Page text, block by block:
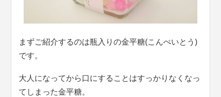
まずご紹介するのは瓶入りの金平糖(こんぺいとう)
です。
大人になってから口にすることはすっかりなくなっ
てしまった金平糖。